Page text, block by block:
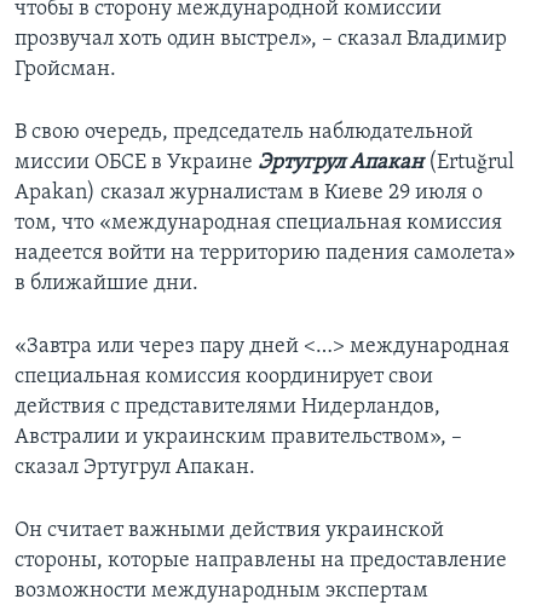
чтобы в сторону международной комиссии
прозвучал хоть один выстрел», – сказал Владимир
Гройсман.
В свою очередь, председатель наблюдательной
миссии ОБСЕ в Украине Эртугрул Апакан(Ertuğrul
Apakan) сказал журналистам в Киеве 29 июля о
том, что «международная специальная комиссия
надеется войти на территорию падения самолета»
в ближайшие дни.
«Завтра или через пару дней <…> международная
специальная комиссия координирует свои
действия с представителями Нидерландов,
Австралии и украинским правительством», –
сказал Эртугрул Апакан.
Он считает важными действия украинской
стороны, которые направлены на предоставление
возможности международным экспертам